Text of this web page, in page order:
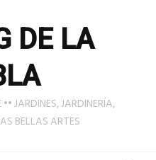
DE LA
JARDINES, JARDINERÍA,
BELLAS ARTES